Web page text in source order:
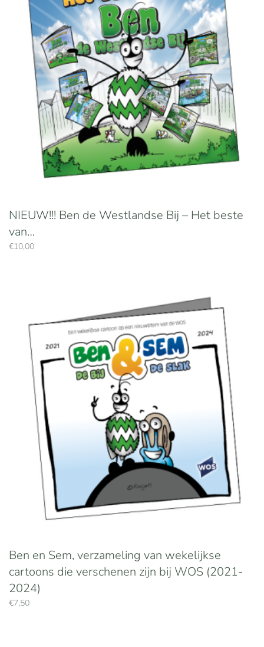
NIEUW!!! Ben de Westlandse Bij – Het beste
van…
€10,00
Ben en Sem, verzameling van wekelijkse
cartoons die verschenen zijn bij WOS (2021-
2024)
€7,50